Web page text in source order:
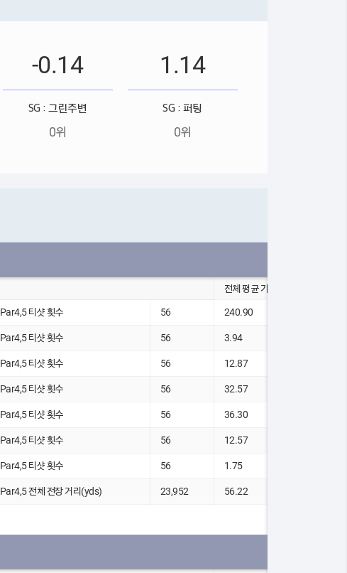
-0.14
SG : 그린주변
0위
1.14
SG : 퍼팅
0위
전체 평균 기록
Par4,5 티샷 횟수 56 240.90
Par4,5 티샷 횟수 56 3.94
Par4,5 티샷 횟수 56 12.87
Par4,5 티샷 횟수 56 32.57
Par4,5 티샷 횟수 56 36.30
Par4,5 티샷 횟수 56 12.57
Par4,5 티샷 횟수 56 1.75
Par4,5 전체 전장 거리(yds) 23,952 56.22